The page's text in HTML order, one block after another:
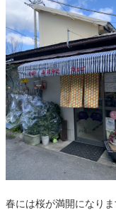
春には桜が満開になりま